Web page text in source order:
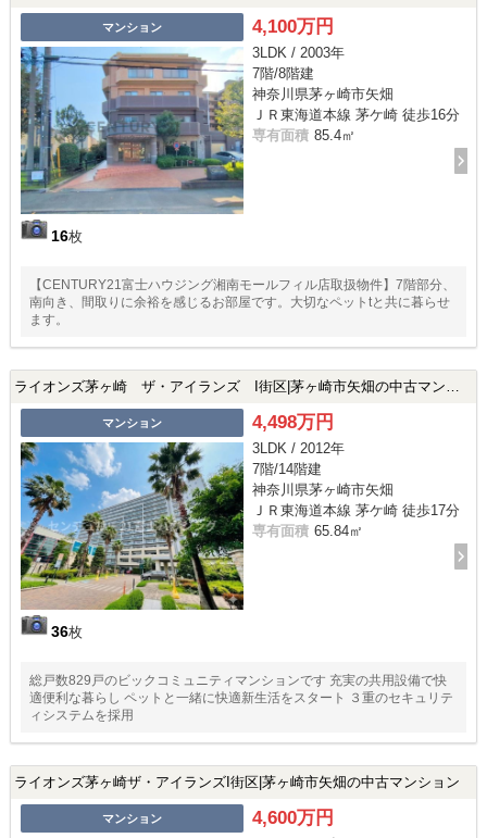
マンション
16枚
4,100万円
3LDK / 2003年
7階/8階建
神奈川県茅ヶ崎市矢畑
ＪＲ東海道本線 茅ケ崎 徒歩16分
専有面積 85.4㎡
【CENTURY21富士ハウジング湘南モールフィル店取扱物件】7階部分、
南向き、間取りに余裕を感じるお部屋です。大切なペットtと共に暮らせ
ます。
マンション
36枚
4,498万円
3LDK / 2012年
7階/14階建
神奈川県茅ヶ崎市矢畑
ＪＲ東海道本線 茅ケ崎 徒歩17分
専有面積 65.84㎡
総戸数829戸のビックコミュニティマンションです 充実の共用設備で快
適便利な暮らし ペットと一緒に快適新生活をスタート ３重のセキュリテ
ィシステムを採用
ライオンズ茅ヶ崎ザ・アイランズI街区|茅ヶ崎市矢畑の中古マンション
マンション 4,600万円